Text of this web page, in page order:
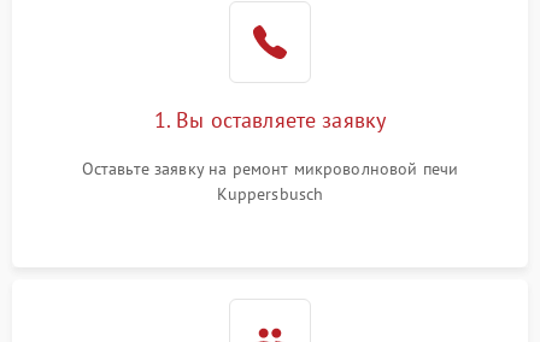
2400 ₽ Подробнее →
2000 ₽
1. Вы оставляете заявку
Оставьте заявку на ремонт микроволновой печи
Kuppersbusch